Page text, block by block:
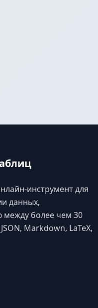
инструмент для
данных,
более чем 30
Markdown, LaTeX,